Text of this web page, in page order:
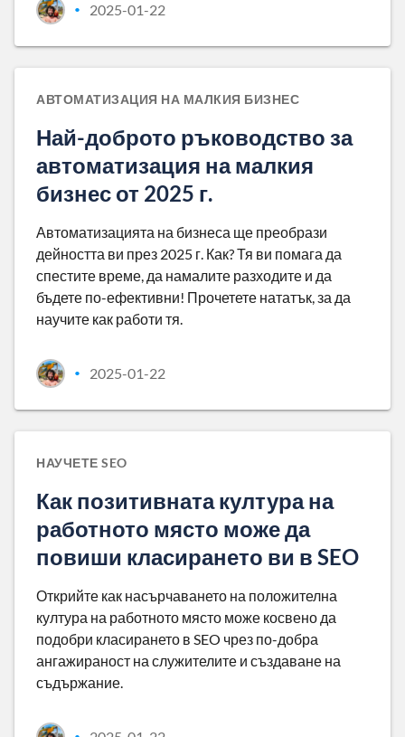
• 2025-01-22
АВТОМАТИЗАЦИЯ НА МАЛКИЯ БИЗНЕС
Най-доброто ръководство за
автоматизация на малкия
бизнес от 2025 г.
Автоматизацията на бизнеса ще преобрази
дейността ви през 2025 г. Как? Тя ви помага да
спестите време, да намалите разходите и да
бъдете по-ефективни! Прочетете нататък, за да
научите как работи тя.
• 2025-01-22
НАУЧЕТЕ SEO
Как позитивната култура на
работното място може да
повиши класирането ви в SEO
Открийте как насърчаването на положителна
култура на работното място може косвено да
подобри класирането в SEO чрез по-добра
ангажираност на служителите и създаване на
съдържание.